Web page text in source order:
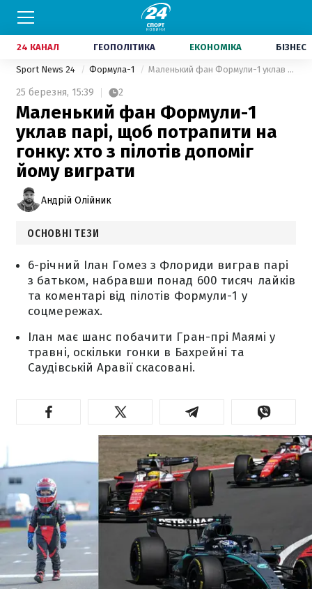
24 КАНАЛ ГЕОПОЛІТИКА ЕКОНОМІКА БІЗНЕС
Sport News 24 Формула-1 Маленький фан Формули-1 уклав парі, щоб потрапити на гонку: хто з пілотів допоміг йому виграти
25 березня, 15:39 2
Маленький фан Формули-1
уклав парі, щоб потрапити на
гонку: хто з пілотів допоміг
йому виграти
Андрій Олійник
ОСНОВНІ ТЕЗИ
6-річний Ілан Гомез з Флориди виграв парі
з батьком, набравши понад 600 тисяч лайків
та коментарі від пілотів Формули-1 у
соцмережах.
Ілан має шанс побачити Гран-прі Маямі у
травні, оскільки гонки в Бахрейні та
Саудівській Аравії скасовані.